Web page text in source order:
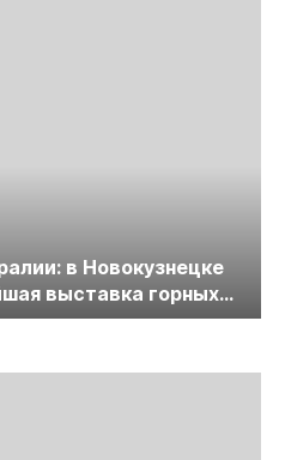
в Новокузнецке
выставка горных
Уголь России и